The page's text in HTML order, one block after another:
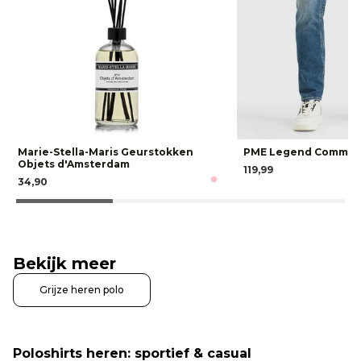
Marie-Stella-Maris Geurstokken
Objets d'Amsterdam
34,90
PME Legend
119,99
Bekijk meer
Grijze heren polo
Poloshirts heren: sportief & casual